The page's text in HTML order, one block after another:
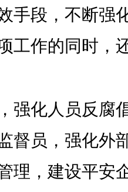
手段 ， 不断强
工作的同时 ，
， 强化人员反腐
督员 ， 强化外
理 ， 建设平安